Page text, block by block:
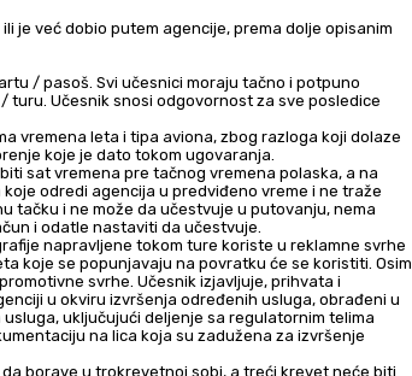
/ pasoš. Svi učesnici moraju tačno i potpuno
Učesnik snosi odgovornost za sve posledice
vremena leta i tipa aviona, zbog razloga koji dolaze
koje je dato tokom ugovaranja.
sat vremena pre tačnog vremena polaska, a na
odredi agencija u predviđeno vreme i ne traže
tačku i ne može da učestvuje u putovanju, nema
i odatle nastaviti da učestvuje.
napravljene tokom ture koriste u reklamne svrhe
koje se popunjavaju na povratku će se koristiti. Osim
svrhe. Učesnik izjavljuje, prihvata i
u okviru izvršenja određenih usluga, obrađeni u
uključujući deljenje sa regulatornim telima
na lica koja su zadužena za izvršenje
borave u trokrevetnoj sobi, a treći krevet neće biti